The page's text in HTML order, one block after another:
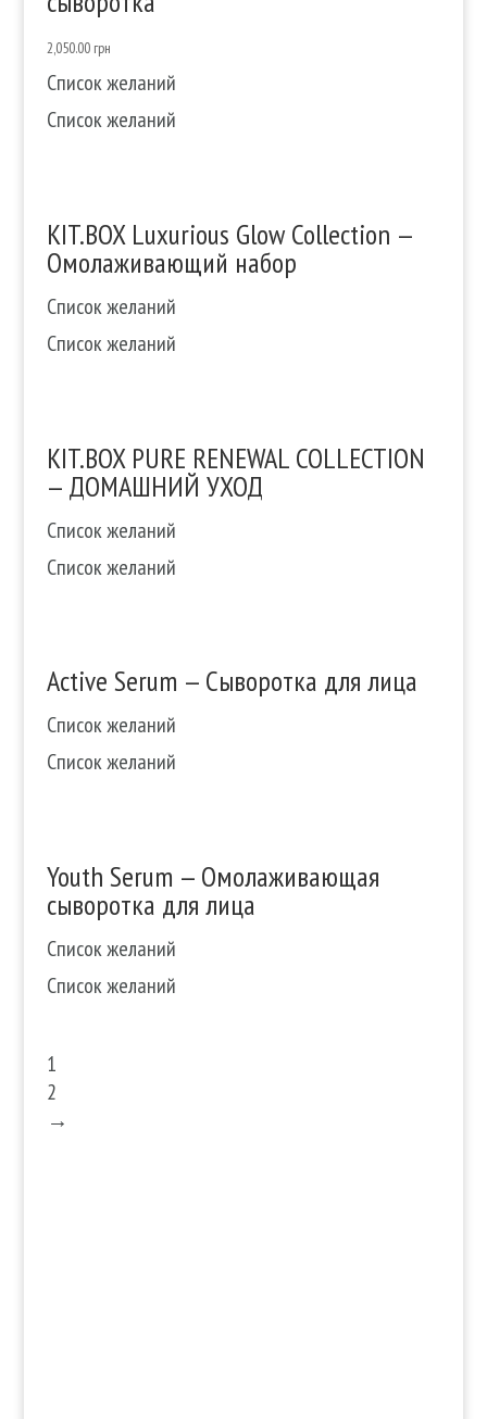
2,050.00 грн
Список желаний
Список желаний
KIT.BOX Luxurious Glow Collection —
Омолаживающий набор
Список желаний
Список желаний
KIT.BOX PURE RENEWAL COLLECTION
— ДОМАШНИЙ УХОД
Список желаний
Список желаний
Active Serum — Сыворотка для лица
Список желаний
Список желаний
Youth Serum — Омолаживающая
сыворотка для лица
Список желаний
Список желаний
1
2
→